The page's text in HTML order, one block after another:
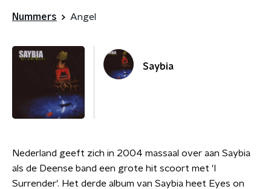
Nummers Angel
Saybia
Nederland geeft zich in 2004 massaal over aan Saybia
als de Deense band een grote hit scoort met 'I
Surrender'. Het derde album van Saybia heet Eyes on